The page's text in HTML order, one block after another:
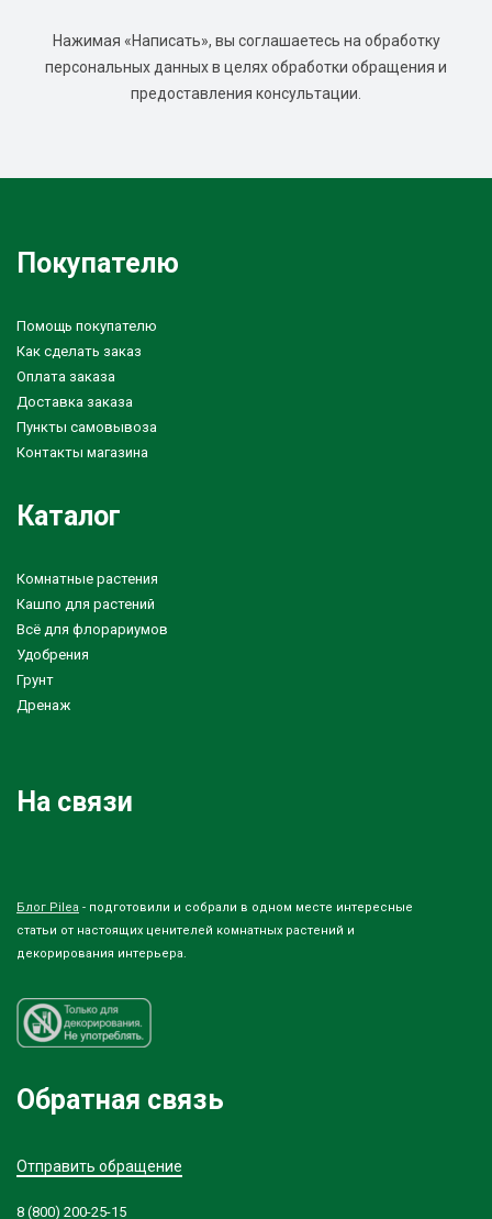
Нажимая «Написать», вы соглашаетесь на обработку
персональных данных в целях обработки обращения и
предоставления консультации.
Покупателю
Помощь покупателю
Как сделать заказ
Оплата заказа
Доставка заказа
Пункты самовывоза
Контакты магазина
Каталог
Комнатные растения
Кашпо для растений
Всё для флорариумов
Удобрения
Грунт
Дренаж
На связи
Блог Pilea - подготовили и собрали в одном месте интересные
статьи от настоящих ценителей комнатных растений и
декорирования интерьера.
Обратная связь
Отправить обращение
8 (800) 200-25-15